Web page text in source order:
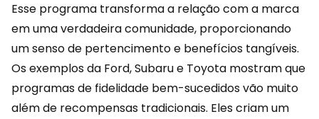
Esse programa transforma a relação com a marca
em uma verdadeira comunidade, proporcionando
um senso de pertencimento e benefícios tangíveis.
Os exemplos da Ford, Subaru e Toyota mostram que
programas de fidelidade bem-sucedidos vão muito
além de recompensas tradicionais. Eles criam um